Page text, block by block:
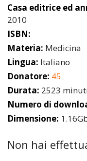
Casa editrice ed
2010
ISBN:
Materia: Medicina
Lingua: Italiano
Donatore: 45
Durata: 2523
Numero di
Dimensione:
Non hai